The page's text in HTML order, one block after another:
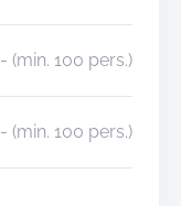
- (min. 100 pers.)
- (min. 100 pers.)